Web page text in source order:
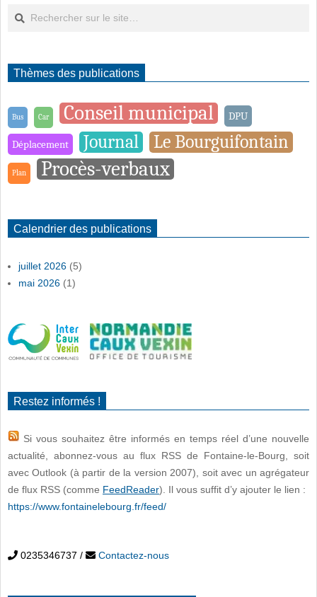
Thèmes des publications
Bus Car Conseil municipal DPU
Déplacement Journal Le Bourguifontain
Plan Procès-verbaux
Calendrier des publications
juillet 2026 (5)
mai 2026 (1)
Restez informés !
Si vous souhaitez être informés en temps réel d’une nouvelle
actualité, abonnez-vous au flux RSS de Fontaine-le-Bourg, soit
avec Outlook (à partir de la version 2007), soit avec un agrégateur
de flux RSS (comme FeedReader). Il vous suffit d’y ajouter le lien :
https://www.fontainelebourg.fr/feed/
0235346737 / Contactez-nous